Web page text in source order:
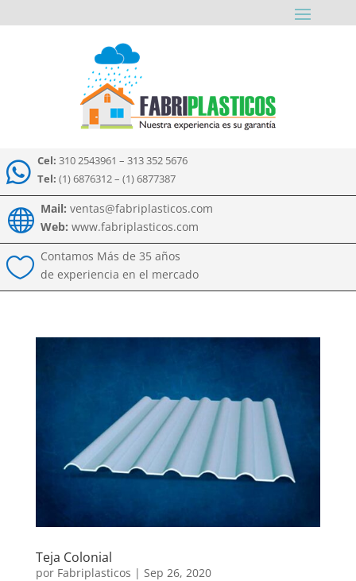
 Cel: 310 2543961 – 313 352 5676
Tel: (1) 6876312 – (1) 6877387
 Mail: ventas@fabriplasticos.com
Web: www.fabriplasticos.com
 Contamos Más de 35 años
de experiencia en el mercado
Teja Colonial
por Fabriplasticos | Sep 26, 2020